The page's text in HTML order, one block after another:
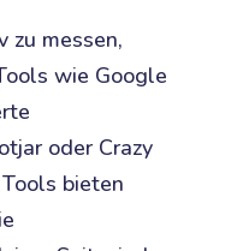
zu messen,
wie Google
oder Crazy
bieten